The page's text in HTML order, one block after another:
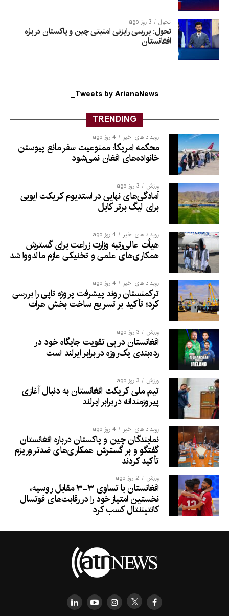
تحول 3 روز ago
تحول: بررسی رایزنی امنیتی چین و پاکستان درباره
افغانستان
Tweets by ArianaNews_
TRENDING
رویداد های اخیر 4 روز ago
محکمه امریکا: ممنوعیت سفر مانع پیوستن
خانواده‌های افغان نمی‌شود
ورزش 3 روز ago
آمادگی‌های نهایی در استدیوم کریکت ایوبی
برای لیگ برتر کابل
رویداد های اخیر 4 روز ago
هیأت عالی‌رتبه وزارت زراعت برای گسترش
همکاری‌های علمی و تخنیکی عازم مالدووا شد
رویداد های اخیر 4 روز ago
ترکمنستان روند پیشرفت پروژه تاپی را بررسی
کرد؛ تأکید بر تسریع ساخت بخش هرات
ورزش 3 روز ago
افغانستان در پی تقویت جایگاه خود در
رده‌بندی یک‌روزه در برابر ایرلند است
ورزش 3 روز ago
تیم ملی کریکت افغانستان به دنبال آغازی
پیروزمندانه دربرابر ایرلند
رویداد های اخیر 4 روز ago
نمایندگان چین و پاکستان درباره افغانستان
گفتگو و بر گسترش همکاری‌های ضدتروریزم
تأکید کردند
ورزش 2 روز ago
افغانستان با تساوی ۳-۳ مقابل روسیه،
نخستین امتیاز خود را در رقابت‌های فوتسال
کانتیننتال کسب کرد